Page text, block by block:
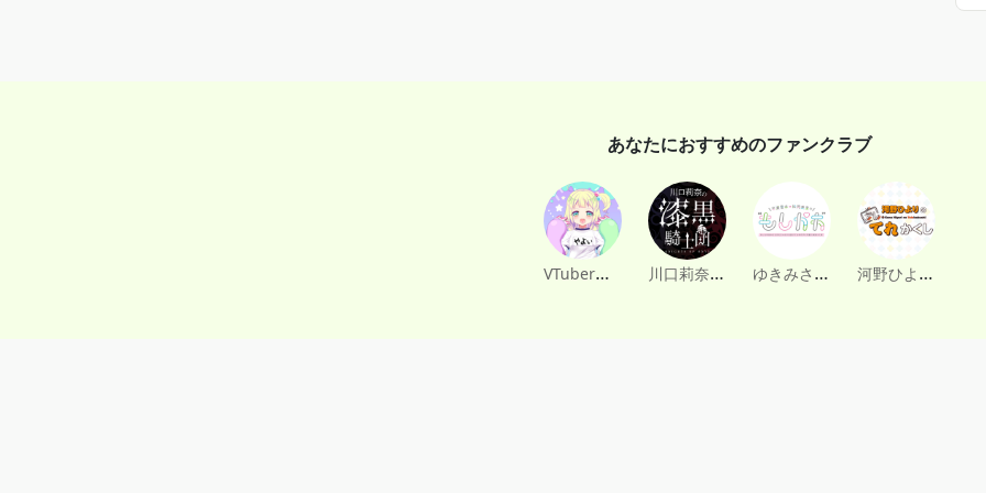
あなたにおすすめのファンクラブ
VTuber早瀬やよい 川口莉奈の漆黒騎士団 ゆきみさとをねぎらう会 河野ひよりのてれかくし ファンクラブ